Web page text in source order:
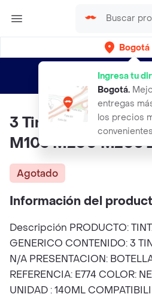
Bogotá
Ingresa tu
Bogotá.
entregas
los precios
envíos gratis por
3 Tintas Genérica
M105 M200 M205
Agotado
Información del
Descripción PRODUCTO:
GENERICO CONTENIDO: 3
N/A PRESENTACION:
REFERENCIA: E774 COLOR:
UNIDAD : 140ML